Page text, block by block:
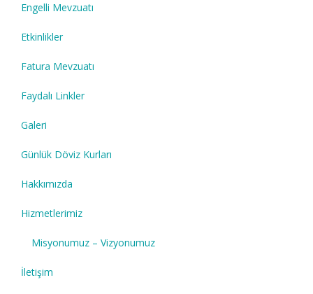
Engelli Mevzuatı
Etkinlikler
Fatura Mevzuatı
Faydalı Linkler
Galeri
Günlük Döviz Kurları
Hakkımızda
Hizmetlerimiz
Misyonumuz – Vizyonumuz
İletişim